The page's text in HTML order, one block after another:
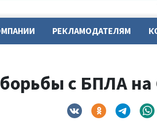
РЕКЛАМОДАТЕЛЯМ
с БПЛА